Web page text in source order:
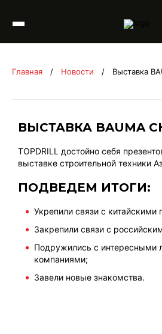
Главная / Новости / Выставка
ВЫСТАВКА BAUMA
TOPDRILL достойно себя
выставке строительной техники
ПОДВЕДЕМ ИТОГИ:
Укрепили связи с китайскими
Закрепили связи с
Подружились с
компаниями;
Завели новые знакомства.